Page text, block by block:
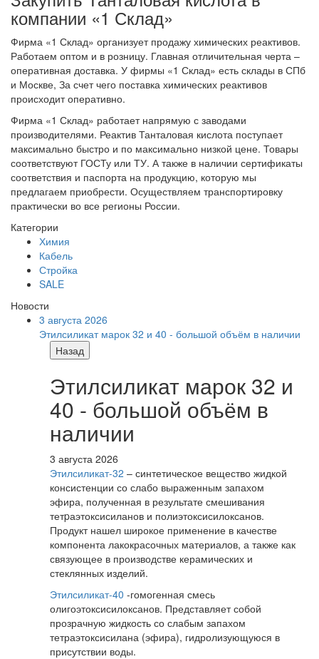
компании «1 Склад»
Фирма «1 Склад» организует продажу химических реактивов.
Работаем оптом и в розницу. Главная отличительная черта –
оперативная доставка. У фирмы «1 Склад» есть склады в СПб
и Москве, За счет чего поставка химических реактивов
происходит оперативно.
Фирма «1 Склад» работает напрямую с заводами
производителями. Реактив Танталовая кислота поступает
максимально быстро и по максимально низкой цене. Товары
соответствуют ГОСТу или ТУ. А также в наличии сертификаты
соответствия и паспорта на продукцию, которую мы
предлагаем приобрести. Осуществляем транспортировку
практически во все регионы России.
Категории
Химия
Кабель
Стройка
SALE
Новости
3 августа 2026
Этилсиликат марок 32 и 40 - большой объём в наличии
Назад
Этилсиликат марок 32 и
40 - большой объём в
наличии
3 августа 2026
Этилсиликат-32 – синтетическое вещество жидкой
консистенции со слабо выраженным запахом
эфира, полученная в результате смешивания
тетpаэтоксисиланов и полиэтоксисилоксанов.
Продукт нашел широкое применение в качестве
компонента лакокрасочных материалов, а также как
связующее в производстве керамических и
стеклянных изделий.
Этилсиликат-40 -гомогенная смесь
олигоэтоксисилоксанов. Представляет собой
прозрачную жидкость со слабым запахом
тетраэтоксисилана (эфира), гидролизующуюся в
присутствии воды.